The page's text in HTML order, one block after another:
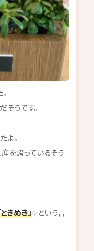
うです。
よ。
を誇っているそう
ときめき」✨という言